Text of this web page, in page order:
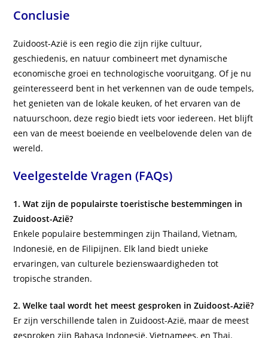
Conclusie
Zuidoost-Azië is een regio die zijn rijke cultuur,
geschiedenis, en natuur combineert met dynamische
economische groei en technologische vooruitgang. Of je nu
geïnteresseerd bent in het verkennen van de oude tempels,
het genieten van de lokale keuken, of het ervaren van de
natuurschoon, deze regio biedt iets voor iedereen. Het blijft
een van de meest boeiende en veelbelovende delen van de
wereld.
Veelgestelde Vragen (FAQs)
1. Wat zijn de populairste toeristische bestemmingen in
Zuidoost-Azië?
Enkele populaire bestemmingen zijn Thailand, Vietnam,
Indonesië, en de Filipijnen. Elk land biedt unieke
ervaringen, van culturele bezienswaardigheden tot
tropische stranden.
2. Welke taal wordt het meest gesproken in Zuidoost-Azië?
Er zijn verschillende talen in Zuidoost-Azië, maar de meest
gesproken zijn Bahasa Indonesië, Vietnamees, en Thai.